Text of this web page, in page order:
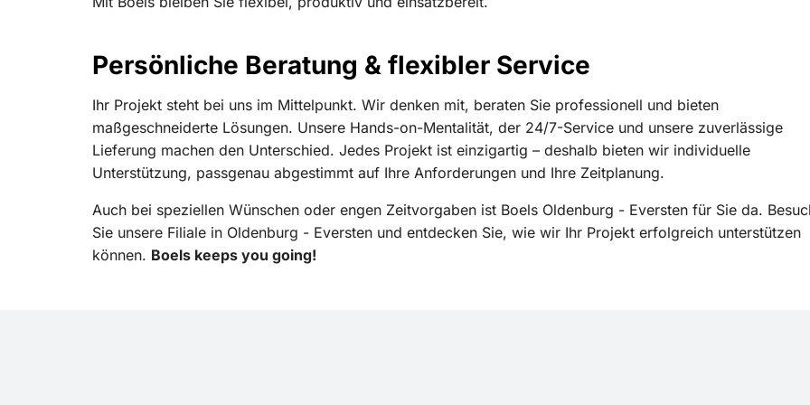
Persönliche Beratung & flexibler Service
Ihr Projekt steht bei uns im Mittelpunkt. Wir denken mit, beraten Sie professionell und bieten
maßgeschneiderte Lösungen. Unsere Hands-on-Mentalität, der 24/7-Service und unsere zuverlässige
Lieferung machen den Unterschied. Jedes Projekt ist einzigartig – deshalb bieten wir individuelle
Unterstützung, passgenau abgestimmt auf Ihre Anforderungen und Ihre Zeitplanung.
Auch bei speziellen Wünschen oder engen Zeitvorgaben ist Boels Oldenburg - Eversten für Sie da.
Sie unsere Filiale in Oldenburg - Eversten und entdecken Sie, wie wir Ihr Projekt erfolgreich unterstützen
können. Boels keeps you going!